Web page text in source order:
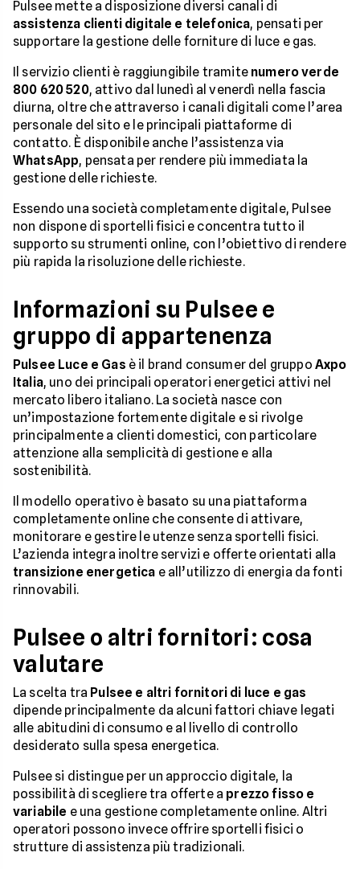
Pulsee mette a disposizione diversi canali di
assistenza clienti digitale e telefonica, pensati per
supportare la gestione delle forniture di luce e gas.
Il servizio clienti è raggiungibile tramite numero verde
800 620 520, attivo dal lunedì al venerdì nella fascia
diurna, oltre che attraverso i canali digitali come l’area
personale del sito e le principali piattaforme di
contatto. È disponibile anche l’assistenza via
WhatsApp, pensata per rendere più immediata la
gestione delle richieste.
Essendo una società completamente digitale, Pulsee
non dispone di sportelli fisici e concentra tutto il
supporto su strumenti online, con l’obiettivo di rendere
più rapida la risoluzione delle richieste.
Informazioni su Pulsee e
gruppo di appartenenza
Pulsee Luce e Gas è il brand consumer del gruppo Axpo
Italia, uno dei principali operatori energetici attivi nel
mercato libero italiano. La società nasce con
un’impostazione fortemente digitale e si rivolge
principalmente a clienti domestici, con particolare
attenzione alla semplicità di gestione e alla
sostenibilità.
Il modello operativo è basato su una piattaforma
completamente online che consente di attivare,
monitorare e gestire le utenze senza sportelli fisici.
L’azienda integra inoltre servizi e offerte orientati alla
transizione energetica e all’utilizzo di energia da fonti
rinnovabili.
Pulsee o altri fornitori: cosa
valutare
La scelta tra Pulsee e altri fornitori di luce e gas
dipende principalmente da alcuni fattori chiave legati
alle abitudini di consumo e al livello di controllo
desiderato sulla spesa energetica.
Pulsee si distingue per un approccio digitale, la
possibilità di scegliere tra offerte a prezzo fisso e
variabile e una gestione completamente online. Altri
operatori possono invece offrire sportelli fisici o
strutture di assistenza più tradizionali.